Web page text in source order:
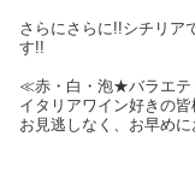
さらにさらに!!シチリア
す!!
≪赤・白・泡★バラエテ
イタリアワイン好きの皆
お見逃しなく、お早め